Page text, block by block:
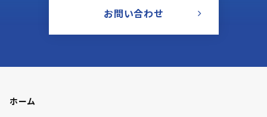
お問い合わせ
ホーム